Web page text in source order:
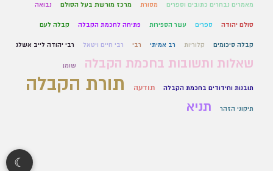
מאמרים נבחרים כתובים וספרים מסורת מרכז מורשת בעל הסולם נבואה
סולם יהודה ספרים עשר הספירות פתיחה לחכמת הקבלה קבלה לעם
קבלה סיכומים קלוריות רב אמיתי רבי רבי חיים ויטאל רבי יהודה לייב אשלג
שאלות ותשובות בחכמת הקבלה שומן
תובנות וחידודים בחכמת הקבלה תודעה תורת הקבלה
תיקוני הזהר תניא
☾